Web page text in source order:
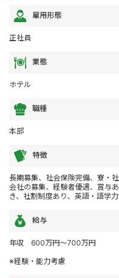
雇用形態
正社員
業態
ホテル
職種
本部
特徴
長期募集、社会保険完備、寮・
会社の募集、経験者優遇、賞与
き、社割制度あり、英語・語学
給与
年収 600万円～700万円
※経験・能力考慮